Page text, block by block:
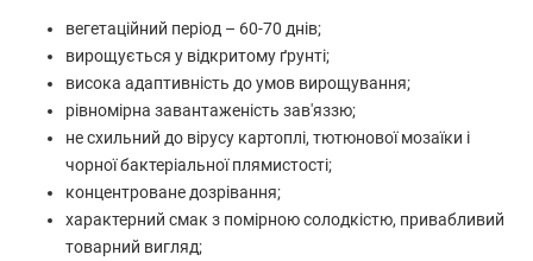
вегетаційний період – 60-70 днів;
вирощується у відкритому ґрунті;
висока адаптивність до умов вирощування;
рівномірна завантаженість зав'яззю;
не схильний до вірусу картоплі, тютюнової мозаїки і
чорної бактеріальної плямистості;
концентроване дозрівання;
характерний смак з помірною солодкістю, привабливий
товарний вигляд;